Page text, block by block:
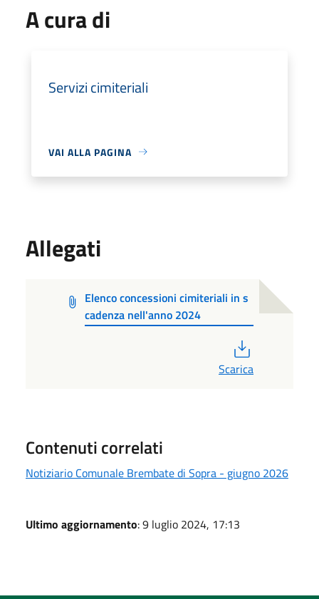
A cura di
Servizi cimiteriali
VAI ALLA PAGINA
Allegati
Elenco concessioni cimiteriali in s
cadenza nell'anno 2024
Scarica
Contenuti correlati
Notiziario Comunale Brembate di Sopra - giugno 2026
Ultimo aggiornamento: 9 luglio 2024, 17:13